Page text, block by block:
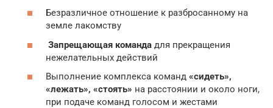
Безразличное отношение к разбросанному на
земле лакомству
Запрещающая команда для прекращения
нежелательных действий
Выполнение комплекса команд «сидеть»,
«лежать», «стоять» на расстоянии и около ноги,
при подаче команд голосом и жестами